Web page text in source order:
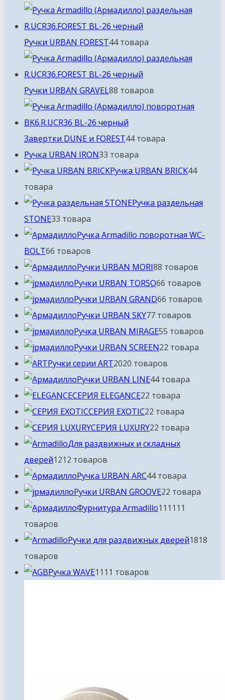
Ручки URBAN FOREST44 товара
Ручки URBAN GRAVEL88 товаров
Завертки DUNE и FOREST44 товара
Ручка URBAN IRON33 товара
Ручка URBAN BRICK44
товара
Ручка раздельная
STONE33 товара
Ручка Armadillo поворотная WC-
BOLT66 товаров
Ручки URBAN MORI88 товаров
Ручки URBAN TORSO66 товаров
Ручки URBAN GRAND66 товаров
Ручки URBAN SKY77 товаров
Ручка URBAN MIRAGE55 товаров
Ручки URBAN SCREEN22 товара
Ручки серии ART2020 товаров
Ручки URBAN LINE44 товара
СЕРИЯ ELEGANCE22 товара
СЕРИЯ EXOTIC22 товара
СЕРИЯ LUXURY22 товара
Для раздвижных и складных
дверей1212 товаров
Ручка URBAN ARC44 товара
Ручки URBAN GROOVE22 товара
Фурнитура Armadillo111 111
товаров
Ручки для раздвижных дверей1818
товаров
Ручка WAVE11 11 товаров